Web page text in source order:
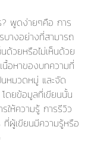
? พูดง่ายๆคือ การ
บางอย่างที่สามารถ
ด้วยหรือไม่เห็นด้วย
นื้อหาของบทความที่
นหมวดหมู่ และจัด
โดยข้อมูลที่เขียนนั้น
ให้ความรู้ การรีวิว
ผู้เขียนมีความรู้หรือ